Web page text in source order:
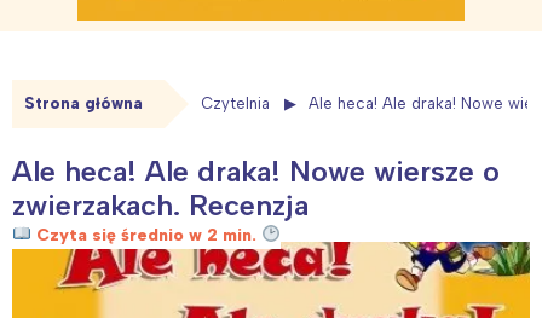
Strona główna Czytelnia Ale heca! Ale draka! Nowe
Ale heca! Ale draka! Nowe wiersze o
zwierzakach. Recenzja
Czyta się średnio w 2 min.